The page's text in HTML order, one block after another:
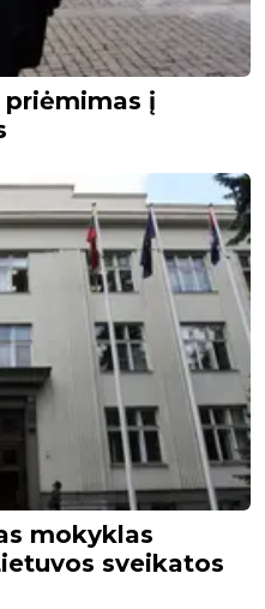
priėmimas į
mokyklas
sveikatos